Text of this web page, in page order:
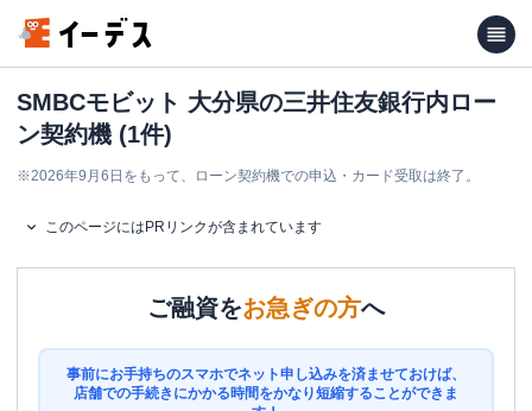
SMBCモビット 大分県の三井住友銀行内ロー
ン契約機 (1件)
※2026年9月6日をもって、ローン契約機での申込・カード受取は終了。
このページにはPRリンクが含まれています
ご融資をお急ぎの方へ
事前にお手持ちのスマホでネット申し込みを済ませておけば、
店舗での手続きにかかる時間をかなり短縮することができま